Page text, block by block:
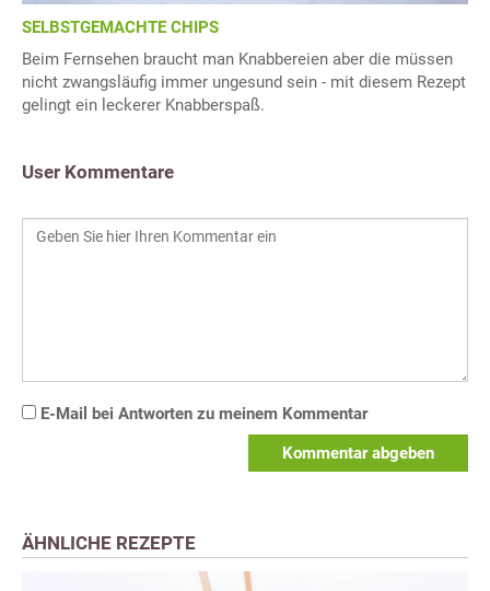
SELBSTGEMACHTE CHIPS
Beim Fernsehen braucht man Knabbereien aber die müssen
nicht zwangsläufig immer ungesund sein - mit diesem Rezept
gelingt ein leckerer Knabberspaß.
User Kommentare
E-Mail bei Antworten zu meinem Kommentar
Kommentar abgeben
ÄHNLICHE REZEPTE